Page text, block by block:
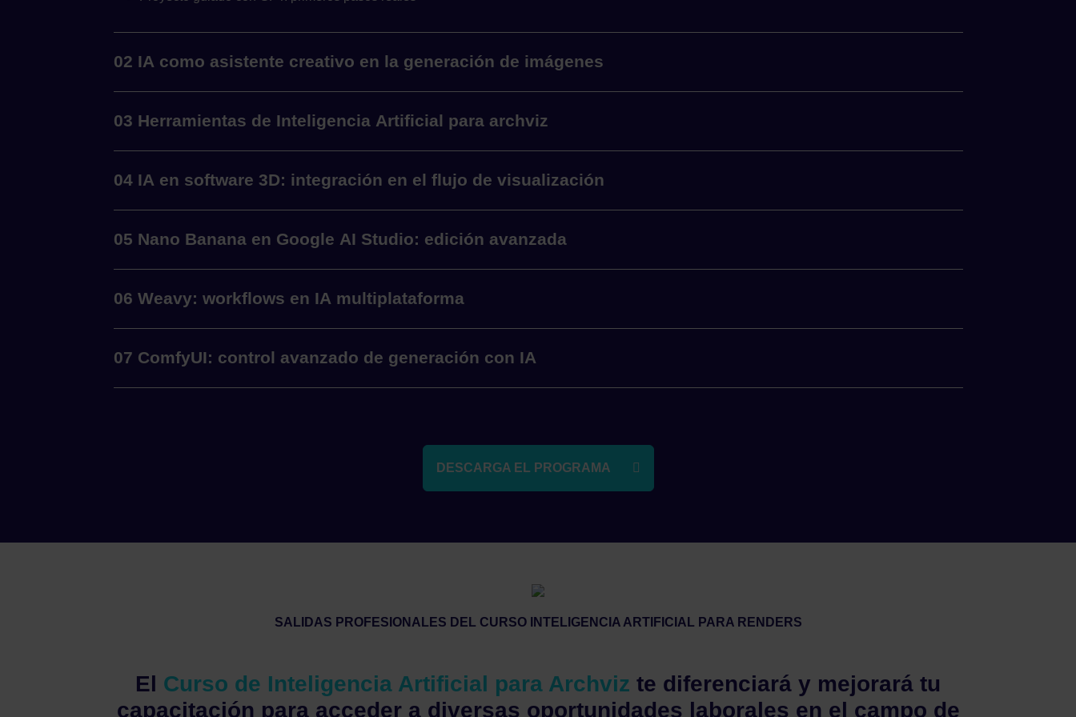
02 IA como asistente creativo en la generación de imágenes
03 Herramientas de Inteligencia Artificial para archviz
04 IA en software 3D: integración en el flujo de visualización
05 Nano Banana en Google AI Studio: edición avanzada
06 Weavy: workflows en IA multiplataforma
07 ComfyUI: control avanzado de generación con IA
DESCARGA EL PROGRAMA
SALIDAS PROFESIONALES DEL CURSO INTELIGENCIA ARTIFICIAL PARA RENDERS
El Curso de Inteligencia Artificial para Archviz te diferenciará y mejorará tu
capacitación para acceder a diversas oportunidades laborales en el campo de